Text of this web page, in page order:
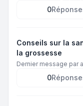
0
Conseils sur la
la grossesse
Dernier message par
0